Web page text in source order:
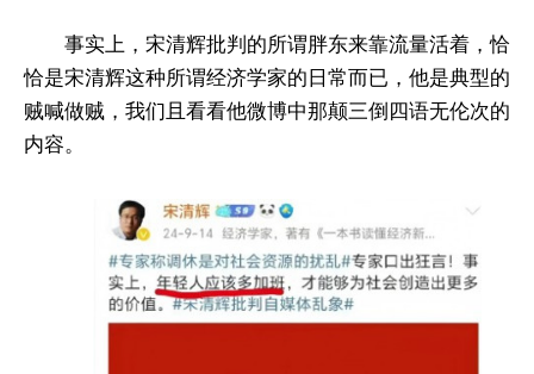
事实上，宋清辉批判的所谓胖东来靠流量活着，恰
恰是宋清辉这种所谓经济学家的日常而已，他是典型的
贼喊做贼，我们且看看他微博中那颠三倒四语无伦次的
内容。